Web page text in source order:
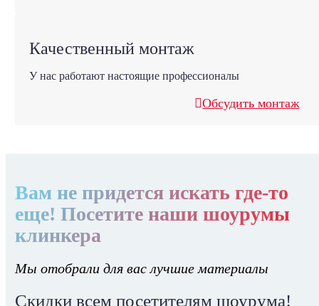
Качественный монтаж
У нас работают настоящие профессионалы
Обсудить монтаж
Вам не придется искать где-то
еще! Посетите наши шоурумы
клинкера
Мы отобрали для вас лучшие материалы
Скидки всем посетителям шоурума!